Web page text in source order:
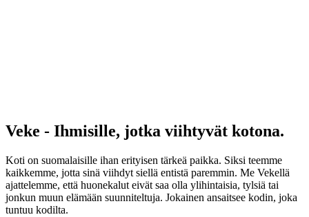
Veke - Ihmisille, jotka viihtyvät kotona.
Koti on suomalaisille ihan erityisen tärkeä paikka. Siksi teemme
kaikkemme, jotta sinä viihdyt siellä entistä paremmin. Me Vekellä
ajattelemme, että huonekalut eivät saa olla ylihintaisia, tylsiä tai
jonkun muun elämään suunniteltuja. Jokainen ansaitsee kodin, joka
tuntuu kodilta.